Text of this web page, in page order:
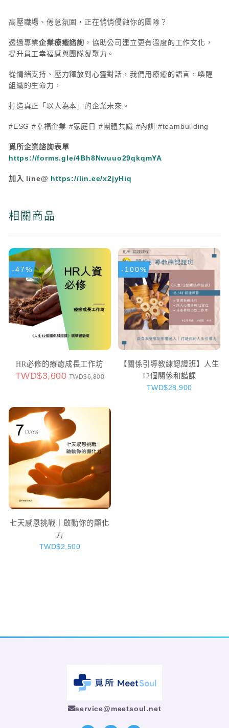
高壓職場、倦怠氛圍，正在悄悄侵蝕你的團隊？
透過專業企業療癒諮詢 ，協助公司建立更有溫度的工作文化，
提升員工幸福感與團隊凝聚力。
從情緒支持、壓力釋放到心靈對話，我們用療癒的語言，喚醒
組織的生命力，
打造真正「以人為本」的企業未來。
#ESG #幸福企業 #家庭日 #團體共識 #內訓 #teambuilding
覓所企業諮詢表單
https://forms.gle/4Bh8Nwuuo29qkqmYA
加入 line@ https://lin.ee/x2jyHiq
相關商品
-47%
HR必修的療癒成長工作坊
TWD$3,600 TWD$6,800
-100%
【關係引導教練認證班】人生
12個關係和諧課
TWD$28,900
七天感恩挑戰｜啟動你的顯化
力
TWD$2,500
service@meetsoul.net